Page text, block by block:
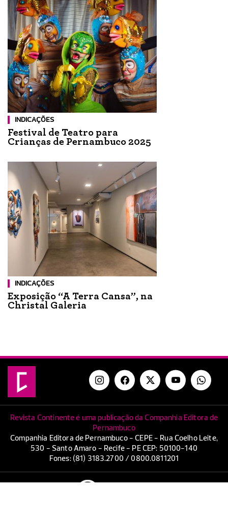
INDICAÇÕES
Festival de Teatro para
Crianças de Pernambuco 2025
INDICAÇÕES
Exposição “A Terra Cansa”, na
Christal Galeria
Revista Continente é uma publicação da Companhia Editora de
Pernambuco
Companhia Editora de Pernambuco - CEPE - Rua Coelho Leite,
530 - Santo Amaro - Recife - PE CEP: 50100-140
Fones: (81) 3183.2700 / 0800.0811201